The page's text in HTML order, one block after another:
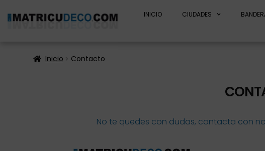
INICIO CIUDADES
Inicio Contacto
No te quedes con dudas, contacta con